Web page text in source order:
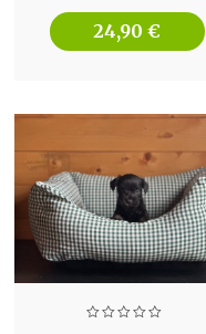
24,90 €